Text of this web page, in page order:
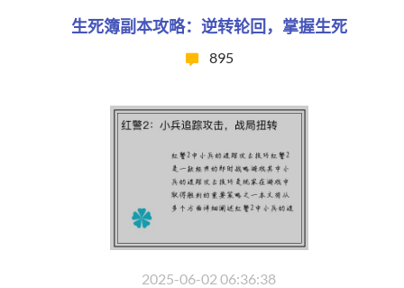
生死簿副本攻略：逆转轮回，掌握生死
895
2025-06-02 06:36:38